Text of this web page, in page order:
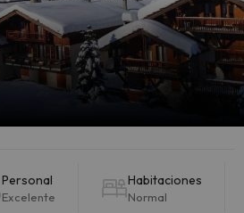
Personal
Excelente
Habitaciones
Normal